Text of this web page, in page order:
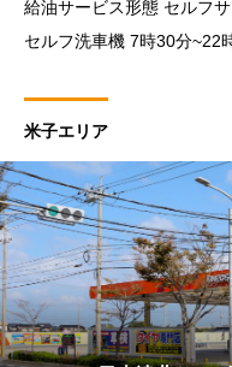
給油サービス形態 セルフサービス 営業時間 7時00分~23時00分
セルフ洗車機 7時30分~22時30分 スタッフ 8時00分~19時00分
米子エリア